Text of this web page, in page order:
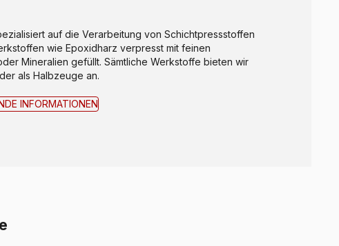
auf die Verarbeitung von Schichtpressstoffen
wie Epoxidharz verpresst mit feinen
Mineralien gefüllt. Sämtliche Werkstoffe bieten wir
als Halbzeuge an.
INFORMATIONEN